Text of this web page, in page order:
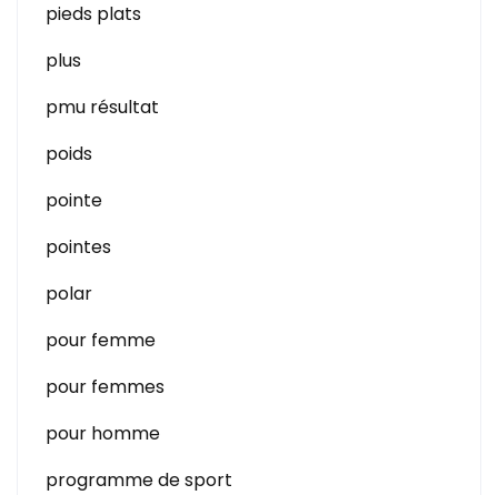
pieds plats
plus
pmu résultat
poids
pointe
pointes
polar
pour femme
pour femmes
pour homme
programme de sport